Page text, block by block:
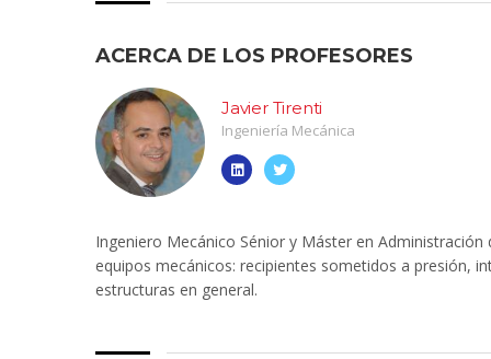
ACERCA DE LOS PROFESORES
Javier Tirenti
Ingeniería Mecánica
Ingeniero Mecánico Sénior y Máster en
equipos mecánicos: recipientes sometidos a presión,
estructuras en general.